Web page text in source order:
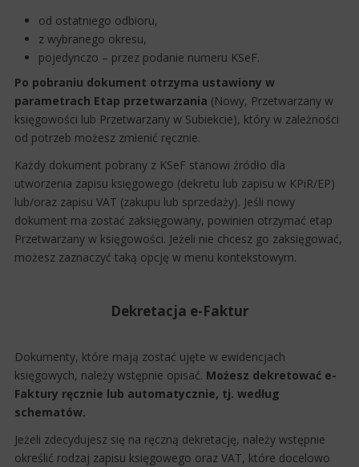
od ostatniego odbioru,
z wybranego okresu,
pojedynczo – przez podanie numeru KSeF.
Po pobraniu dokument otrzyma ustawiony w
parametrach Etap przetwarzania (Nowy, Przetwarzany w
księgowości lub Przetwarzany w Subiekcie), który w zależności
od potrzeb możesz zmienić ręcznie.
Każdy dokument pobrany z KSeF stanowi źródło dla
utworzenia zapisu księgowego (dekretu lub zapisu w KPiR/EP)
lub/oraz zapisu VAT (zakupu lub sprzedaży). Jeśli nowy
dokument ma zostać zaksięgowany, powinien otrzymać etap
Przetwarzany w księgowości. Jeżeli nie chcesz go zaksięgować,
możesz zaznaczyć taką opcję w menu kontekstowym.
Dekretacja e-Faktur
Dokumenty, które mają zostać ujęte w ewidencjach
księgowych, należy wstępnie opisać. Możesz dekretować e-
Faktury ręcznie lub automatycznie, tj. według
schematów.
Jeżeli zdecydujesz się na ręczną dekretację, należy wstępnie
określić rodzaj zapisu księgowego oraz VAT, które docelowo